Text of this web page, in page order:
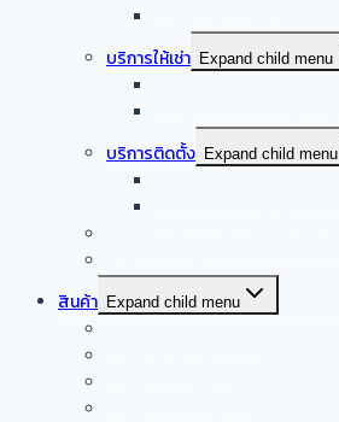
บริการให้เช่า Expand child menu
บริการติดตั้ง Expand child menu
สินค้า Expand child menu